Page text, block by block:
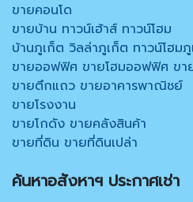
ขายคอนโด
ขายบ้าน ทาวน์เฮ้าส์ ทาวน์โฮม
บ้านภูเก็ต วิลล่าภูเก็ต ทาวน์โฮม
ขายออฟฟิศ ขายโฮมออฟฟิศ ขา
ขายตึกแถว ขายอาคารพาณิชย์
ขายโรงงาน
ขายโกดัง ขายคลังสินค้า
ขายที่ดิน ขายที่ดินเปล่า
ค้นหาอสังหาฯ ประกาศเช่า